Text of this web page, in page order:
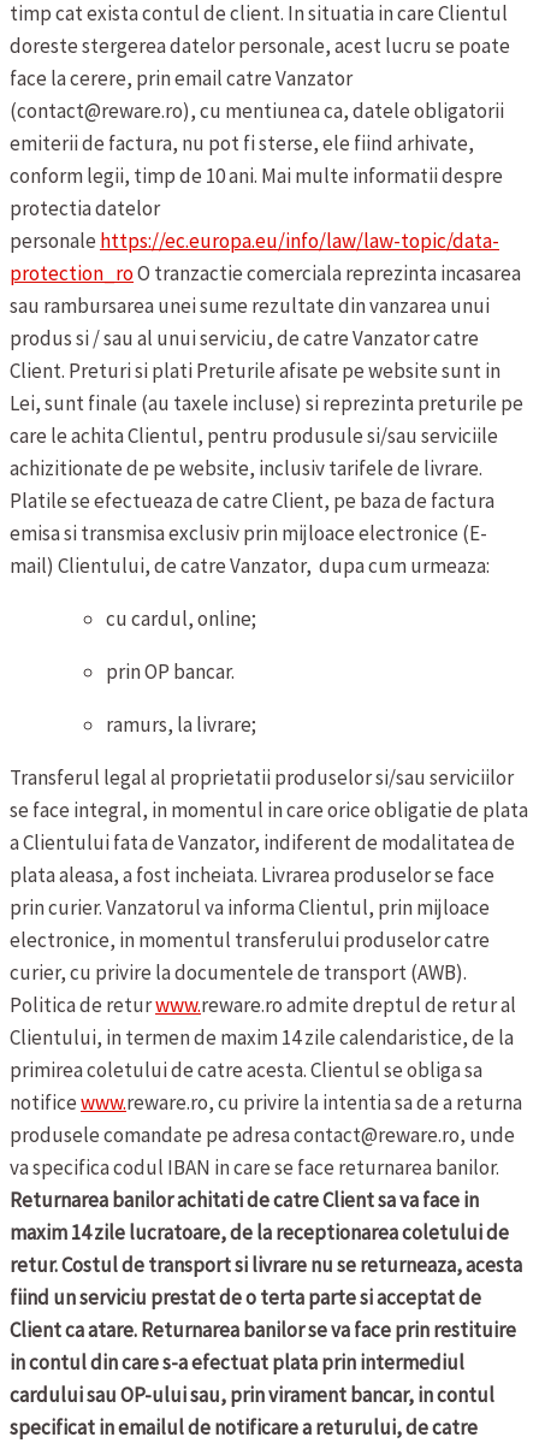
timp cat exista contul de client. In situatia in care Clientul
doreste stergerea datelor personale, acest lucru se poate
face la cerere, prin email catre Vanzator
(contact@reware.ro), cu mentiunea ca, datele obligatorii
emiterii de factura, nu pot fi sterse, ele fiind arhivate,
conform legii, timp de 10 ani. Mai multe informatii despre
protectia datelor
personale https://ec.europa.eu/info/law/law-topic/data-
protection_roO tranzactie comerciala reprezinta incasarea
sau rambursarea unei sume rezultate din vanzarea unui
produs si / sau al unui serviciu, de catre Vanzator catre
Client. Preturi si platiPreturile afisate pe website sunt in
Lei, sunt finale (au taxele incluse) si reprezinta preturile pe
care le achita Clientul, pentru produsule si/sau serviciile
achizitionate de pe website, inclusiv tarifele de livrare.
Platile se efectueaza de catre Client, pe baza de factura
emisa si transmisa exclusiv prin mijloace electronice (E-
mail) Clientului, de catre Vanzator, dupa cum urmeaza:
cu cardul, online;
prin OP bancar.
ramurs, la livrare;
Transferul legal al proprietatii produselor si/sau serviciilor
se face integral, in momentul in care orice obligatie de plata
a Clientului fata de Vanzator, indiferent de modalitatea de
plata aleasa, a fost incheiata. Livrarea produselor se face
prin curier. Vanzatorul va informa Clientul, prin mijloace
electronice, in momentul transferului produselor catre
curier, cu privire la documentele de transport (AWB).
Politica de returwww.reware.ro admite dreptul de retur al
Clientului, in termen de maxim 14 zile calendaristice, de la
primirea coletului de catre acesta. Clientul se obliga sa
notificewww.reware.ro, cu privire la intentia sa de a returna
produsele comandate pe adresa contact@reware.ro, unde
va specifica codul IBAN in care se face returnarea banilor.
Returnarea banilor achitati de catre Client sa va face in
maxim 14 zile lucratoare, de la receptionarea coletului de
retur. Costul de transport si livrare nu se returneaza, acesta
fiind un serviciu prestat de o terta parte si acceptat de
Client ca atare. Returnarea banilor se va face prin restituire
in contul din care s-a efectuat plata prin intermediul
cardului sau OP-ului sau, prin virament bancar, in contul
specificat in emailul de notificare a returului, de catre